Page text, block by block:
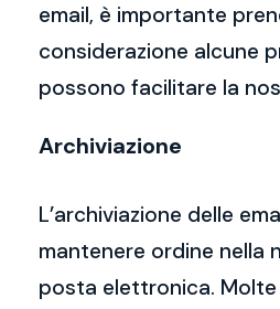
email, è importante
considerazione alcune
possono facilitare la
Archiviazione
L’archiviazione delle
mantenere ordine nella
posta elettronica.